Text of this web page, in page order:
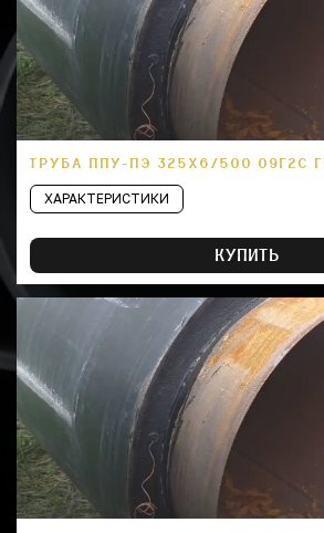
ТРУБА ППУ-ПЭ 325Х6/500 09Г2С
ХАРАКТЕРИСТИКИ
КУПИТЬ